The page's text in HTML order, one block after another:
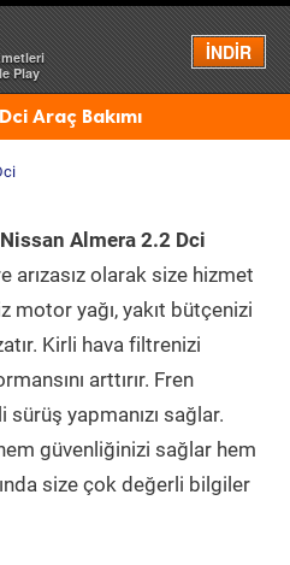
Play
İNDİR
Menü
Araç Bakımı
Almera 2.2 Dci
arızasız olarak size hizmet
motor yağı, yakıt bütçenizi
Kirli hava filtrenizi
arttırır. Fren
yapmanızı sağlar.
güvenliğinizi sağlar hem
size çok değerli bilgiler